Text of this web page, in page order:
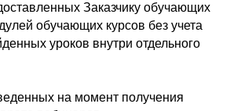
Заказчику обучающих
обучающих курсов без учета
уроков внутри отдельного
на момент получения